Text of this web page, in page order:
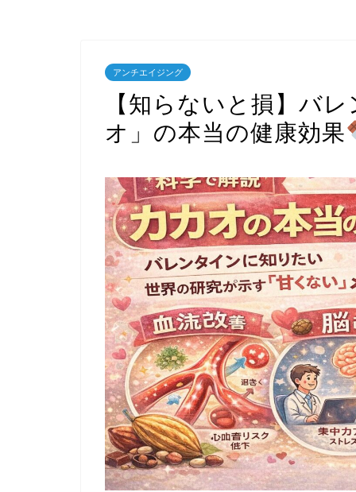
アンチエイジング
【知らないと損】バ
オ」の本当の健康効果